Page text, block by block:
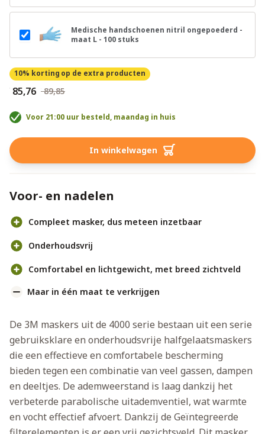
Medische handschoenen nitril ongepoederd -
maat L - 100 stuks
10% korting op de extra producten
€ 85,76 € 89,85
Voor 21:00 uur besteld, maandag in huis
In winkelwagen
Voor- en nadelen
Compleet masker, dus meteen inzetbaar
Onderhoudsvrij
Comfortabel en lichtgewicht, met breed zichtveld
Maar in één maat te verkrijgen
De 3M maskers uit de 4000 serie bestaan uit een serie
gebruiksklare en onderhoudsvrije halfgelaatsmaskers
die een effectieve en comfortabele bescherming
bieden tegen een combinatie van veel gassen, dampen
en deeltjes. De ademweerstand is laag dankzij het
verbeterde parabolische uitademventiel, wat warmte
en vocht effectief afvoert. Dankzij de Geïntegreerde